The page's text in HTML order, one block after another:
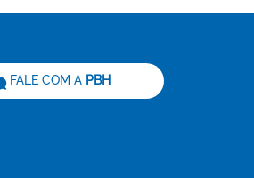
FALE COM A PBH